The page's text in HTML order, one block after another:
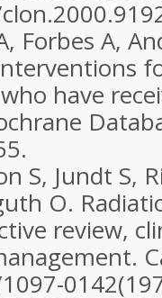
Forbes A,
have
S, Jundt S,
O.
review,